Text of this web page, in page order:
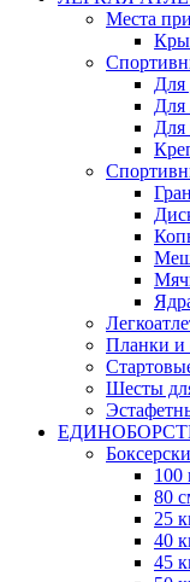
Места
Для
Для
Планки и
Шесты
100
80
25
40
45